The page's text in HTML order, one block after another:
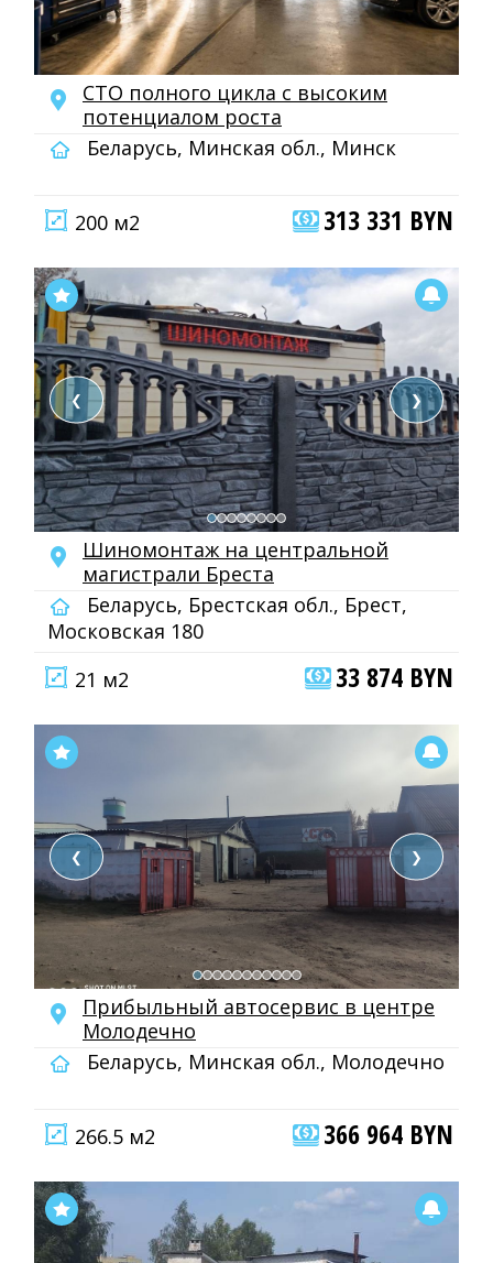
СТО полного цикла с высоким
потенциалом роста
Беларусь, Минская обл., Минск
200 м2 313 331 BYN
❮ ❯
Шиномонтаж на центральной
магистрали Бреста
Беларусь, Брестская обл., Брест,
Московская 180
21 м2
33 874 BYN
❮ ❯
Прибыльный автосервис в центре
Молодечно
Беларусь, Минская обл., Молодечно
266.5 м2 366 964 BYN